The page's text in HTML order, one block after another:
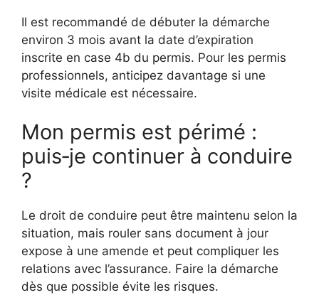
Il est recommandé de débuter la démarche
environ 3 mois avant la date d’expiration
inscrite en case 4b du permis. Pour les permis
professionnels, anticipez davantage si une
visite médicale est nécessaire.
Mon permis est périmé :
puis‑je continuer à conduire
?
Le droit de conduire peut être maintenu selon la
situation, mais rouler sans document à jour
expose à une amende et peut compliquer les
relations avec l’assurance. Faire la démarche
dès que possible évite les risques.